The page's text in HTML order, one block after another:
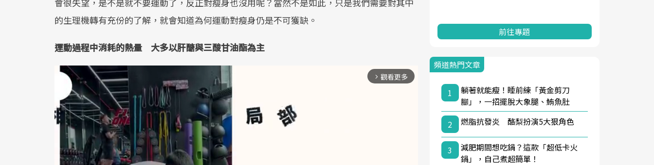
的生理機轉有充份的了解，就會知道為何運動對瘦身仍是不可獲缺。
運動過程中消耗的熱量 大多以肝醣與三酸甘油酯為主
arrow_forward_ios 觀看更多
狀況、啟動健康管理的重要起點。
前往專題
頻道熱門文章
1
躺著就能瘦！睡前練「黃金剪刀
腳」，一招擺脫大象腿、鮪魚肚
2
燃脂抗發炎 酪梨扮演5大狠角色
3
減肥期間想吃鍋？這款「超低卡火
鍋」，自己煮超簡單！